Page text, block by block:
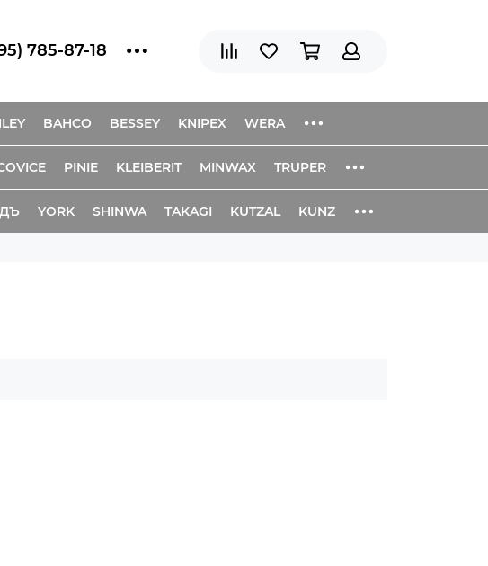
785-87-18
BAHCO BESSEY KNIPEX WERA
PINIE KLEIBERIT MINWAX TRUPER
YORK SHINWA TAKAGI KUTZAL KUNZ